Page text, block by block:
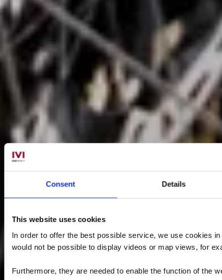
Consent Details
This website uses cookies
In order to offer the best possible service, we use cookies
would not be possible to display videos or map views, for
Furthermore, they are needed to enable the function of the